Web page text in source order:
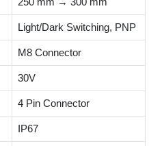
Light/Dark Switching, PNP
M8 Connector
30V
4 Pin Connector
IP67